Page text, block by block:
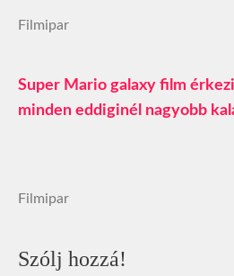
Filmipar
Super Mario galaxy film
minden eddiginél nagyobb
Filmipar
Szólj hozzá!